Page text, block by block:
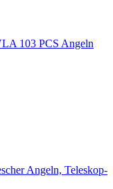
103 PCS Angeln
Angeln, Teleskop-